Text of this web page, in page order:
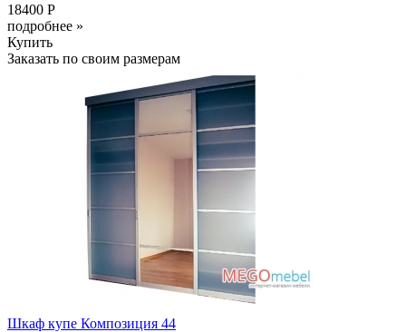
18400 Р
подробнее »
Купить
Заказать по своим размерам
Шкаф купе Композиция 44